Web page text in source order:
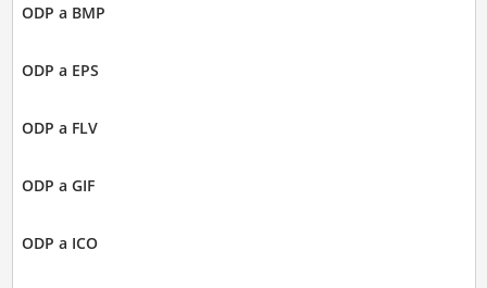
ODP a BMP
ODP a EPS
ODP a FLV
ODP a GIF
ODP a ICO